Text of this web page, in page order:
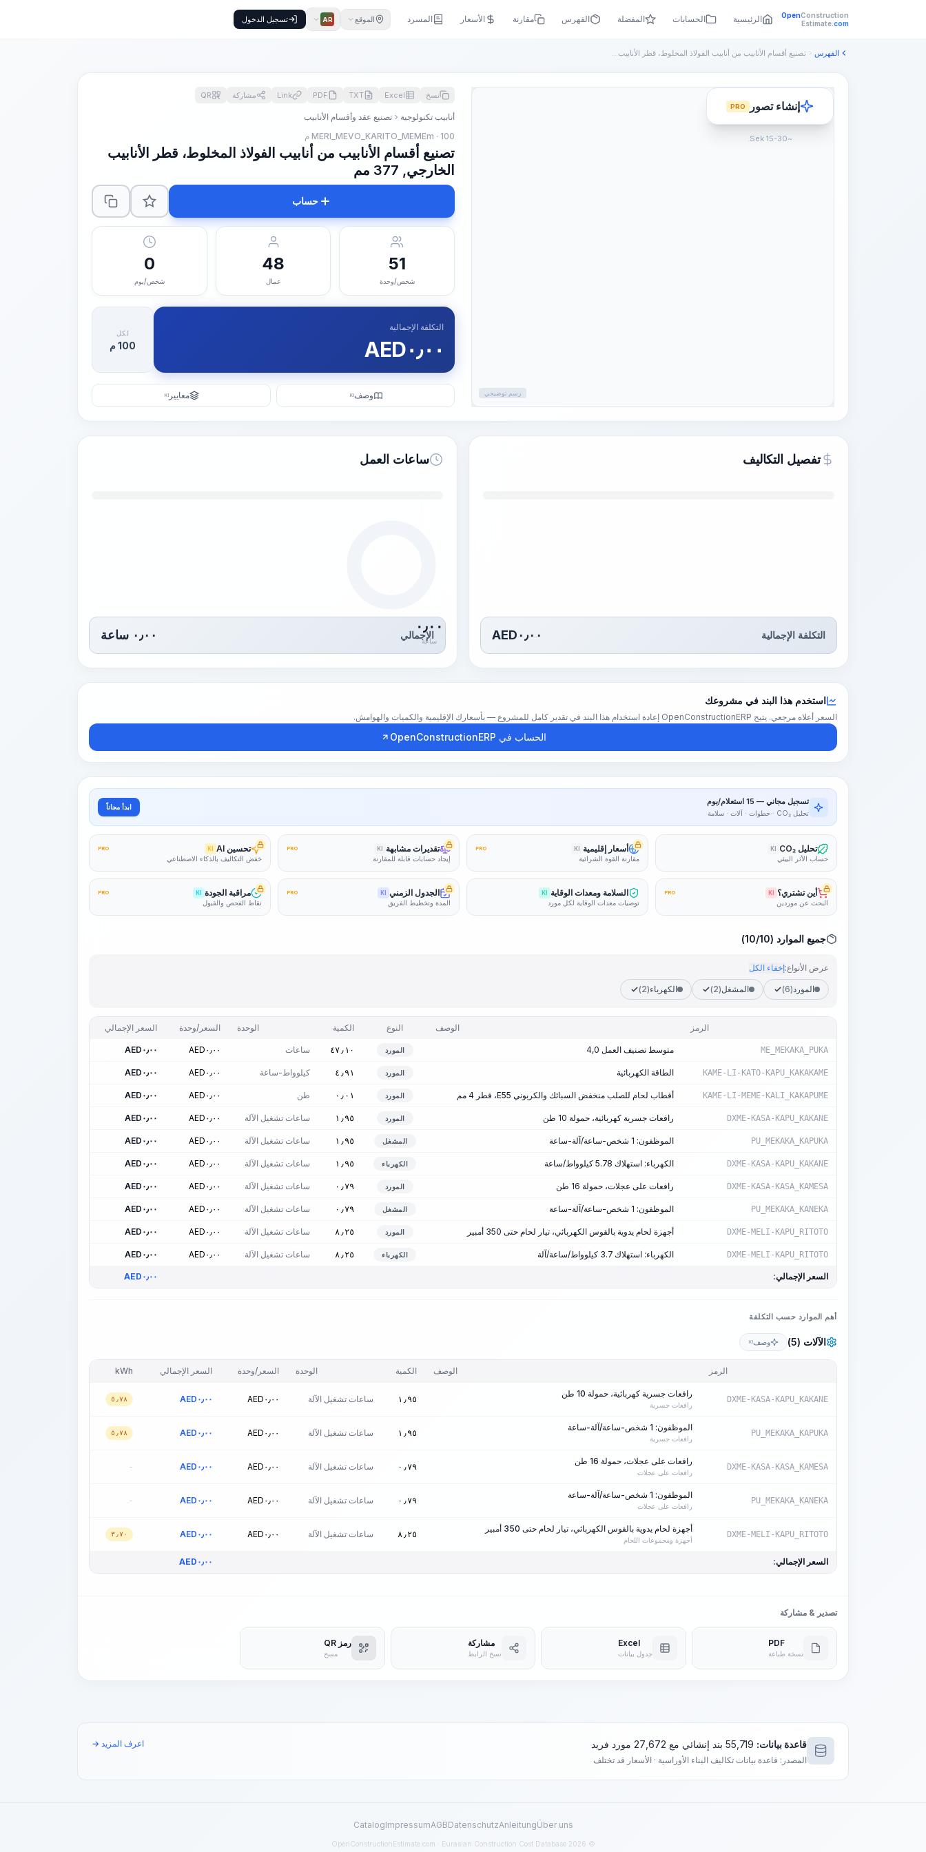
OpenConstruction
Estimate.com الرئيسية الحسابات المفضلة الفهرس مقارنة الأسعار المسرد الموقع AR تسجيل الدخول
الفهرس تصنيع أقسام الأنابيب من أنابيب الفولاذ المخلوط، قطر الأنابيب...
رسم توضيحي
إنشاء تصور PRO
~15-30 Sek.
نسخ Excel
TXT
PDF
Link مشاركة QR
أنابيب تكنولوجية
تصنيع عقد وأقسام الأنابيب
MERI_MEVO_KARITO_MEMEm · 100 م
تصنيع أقسام الأنابيب من أنابيب الفولاذ المخلوط، قطر الأنابيب
الخارجي, 377 مم
حساب
51
شخص/وحدة
48
عمال
0
شخص/يوم
التكلفة الإجمالية
AED٠٫٠٠
لكل
100 م
وصفKI معايير KI
تفصيل التكاليف
التكلفة الإجمالية AED٠٫٠٠
ساعات العمل
٠٫٠٠
ساعة
الإجمالي ٠٫٠٠ ساعة
استخدم هذا البند في مشروعك
السعر أعلاه مرجعي. يتيح OpenConstructionERP إعادة استخدام هذا البند في تقدير كامل للمشروع — بأسعارك الإقليمية والكميات والهوامش.
الحساب في OpenConstructionERP
تسجيل مجاني — 15 استعلام/يوم
تحليل CO₂ · خطوات · آلات · سلامة
ابدأ مجاناً
تحليل CO₂ KI
حساب الأثر البيئي
أسعار إقليمية KI
PRO
مقارنة القوة الشرائية
تقديرات مشابهة KI
PRO
إيجاد حسابات قابلة للمقارنة
تحسين AI KI
PRO
خفض التكاليف بالذكاء الاصطناعي
أين تشتري؟ KI
PRO
البحث عن موردين
السلامة ومعدات الوقاية KI
توصيات معدات الوقاية لكل مورد
الجدول الزمني KI
PRO
المدة وتخطيط الفريق
مراقبة الجودة KI
PRO
نقاط الفحص والقبول
جميع الموارد (10/10)
عرض الأنواع:إخفاء الكل
المورد(6) المشغل(2) الكهرباء(2)
الرمز الوصف النوع الكمية الوحدة السعر/وحدة السعر الإجمالي
ME_MEKAKA_PUKA متوسط تصنيف العمل 4,0 المورد ٤٧٫١٠ ساعات AED ٠٫٠٠ AED ٠٫٠٠
KAME-LI-KATO-KAPU_KAKAKAME الطاقة الكهربائية المورد ٤٫٩١ كيلوواط-ساعة AED ٠٫٠٠ AED ٠٫٠٠
KAME-LI-MEME-KALI_KAKAPUME أقطاب لحام للصلب منخفض السبائك والكربوني E55، قطر 4 مم المورد ٠٫٠١ طن AED ٠٫٠٠ AED ٠٫٠٠
DXME-KASA-KAPU_KAKANE رافعات جسرية كهربائية، حمولة 10 طن المورد ١٫٩٥ ساعات تشغيل الآلة AED ٠٫٠٠ AED ٠٫٠٠
PU_MEKAKA_KAPUKA الموظفون: 1 شخص-ساعة/آلة-ساعة المشغل ١٫٩٥ ساعات تشغيل الآلة AED ٠٫٠٠ AED ٠٫٠٠
DXME-KASA-KAPU_KAKANE الكهرباء: استهلاك 5.78 كيلوواط/ساعة الكهرباء ١٫٩٥ ساعات تشغيل الآلة AED ٠٫٠٠ AED ٠٫٠٠
DXME-KASA-KASA_KAMESA رافعات على عجلات، حمولة 16 طن المورد ٠٫٧٩ ساعات تشغيل الآلة AED ٠٫٠٠ AED ٠٫٠٠
PU_MEKAKA_KANEKA الموظفون: 1 شخص-ساعة/آلة-ساعة المشغل ٠٫٧٩ ساعات تشغيل الآلة AED ٠٫٠٠ AED ٠٫٠٠
DXME-MELI-KAPU_RITOTO أجهزة لحام يدوية بالقوس الكهربائي، تيار لحام حتى 350 أمبير المورد ٨٫٢٥ ساعات تشغيل الآلة AED ٠٫٠٠ AED ٠٫٠٠
DXME-MELI-KAPU_RITOTO الكهرباء: استهلاك 3.7 كيلوواط/ساعة/آلة الكهرباء ٨٫٢٥ ساعات تشغيل الآلة AED ٠٫٠٠ AED ٠٫٠٠
السعر الإجمالي: AED ٠٫٠٠
أهم الموارد حسب التكلفة
الآلات (5) وصفKI
الرمز الوصف الكمية الوحدة السعر/وحدة السعر الإجمالي kWh
DXME-KASA-KAPU_KAKANE
رافعات جسرية كهربائية، حمولة 10 طن
رافعات جسرية
١٫٩٥ ساعات تشغيل الآلة AED ٠٫٠٠ AED ٠٫٠٠ ٥٫٧٨
PU_MEKAKA_KAPUKA
الموظفون: 1 شخص-ساعة/آلة-ساعة
رافعات جسرية
١٫٩٥ ساعات تشغيل الآلة AED ٠٫٠٠ AED ٠٫٠٠ ٥٫٧٨
DXME-KASA-KASA_KAMESA
رافعات على عجلات، حمولة 16 طن
رافعات على عجلات
٠٫٧٩ ساعات تشغيل الآلة AED ٠٫٠٠ AED ٠٫٠٠ -
PU_MEKAKA_KANEKA
الموظفون: 1 شخص-ساعة/آلة-ساعة
رافعات على عجلات
٠٫٧٩ ساعات تشغيل الآلة AED ٠٫٠٠ AED ٠٫٠٠ -
DXME-MELI-KAPU_RITOTO
أجهزة لحام يدوية بالقوس الكهربائي، تيار لحام حتى 350 أمبير
أجهزة ومجموعات اللحام
٨٫٢٥ ساعات تشغيل الآلة AED ٠٫٠٠ AED ٠٫٠٠ ٣٫٧٠
السعر الإجمالي: AED ٠٫٠٠
تصدير & مشاركة
PDF
نسخة طباعة
Excel
جدول بيانات
مشاركة
نسخ الرابط
رمز QR
مسح
قاعدة بيانات: 55,719 بند إنشائي مع 27,672 مورد فريد
المصدر: قاعدة بيانات تكاليف البناء الأوراسية · الأسعار قد تختلف
اعرف المزيد →
Über uns
Anleitung
Datenschutz
AGB
Impressum
Catalog
© 2026 OpenConstructionEstimate.com · Eurasian Construction Cost Database